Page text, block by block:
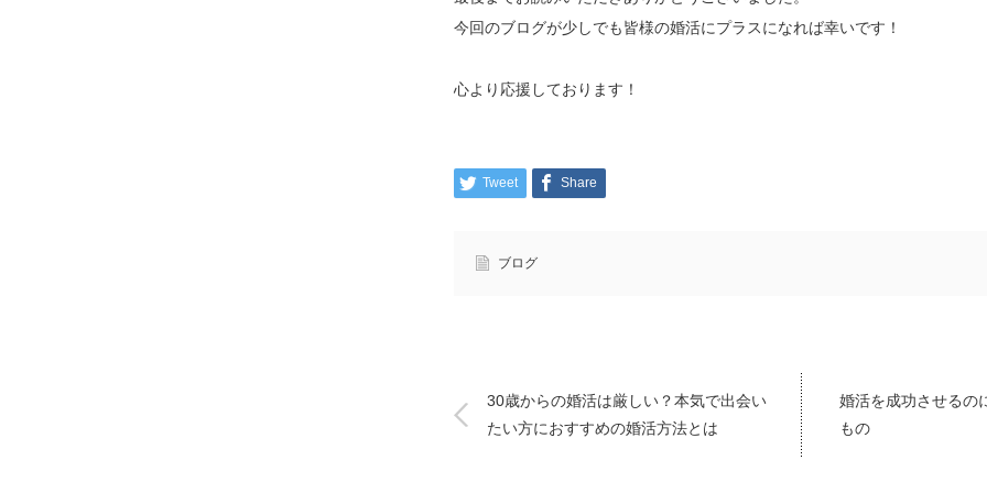
今回のブログが少しでも皆様の婚活にプラスになれば幸いです！
心より応援しております！
Tweet Share
ブログ
30歳からの婚活は厳しい？本気で出会い
たい方におすすめの婚活方法とは
婚活を成功させるの
もの